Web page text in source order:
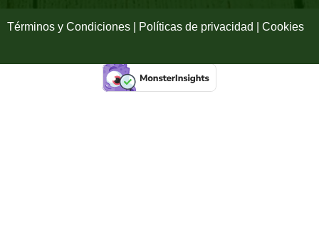
Términos y Condiciones | Políticas de privacidad | Cookies